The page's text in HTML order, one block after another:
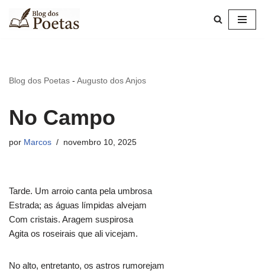
Pular
Blog dos Poetas - Augusto dos Anjos
No Campo
por Marcos novembro 10, 2025
Tarde. Um arroio canta pela umbrosa
Estrada; as águas límpidas alvejam
Com cristais. Aragem suspirosa
Agita os roseirais que ali vicejam.
No alto, entretanto, os astros rumorejam